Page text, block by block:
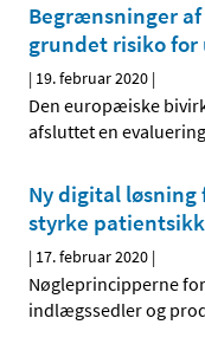
Begrænsninger
grundet risiko
| 19. februar 2020 |
Den europæiske
afsluttet en
Ny digital
styrke
| 17. februar 2020 |
Nøgleprincipperne
indlægssedler og